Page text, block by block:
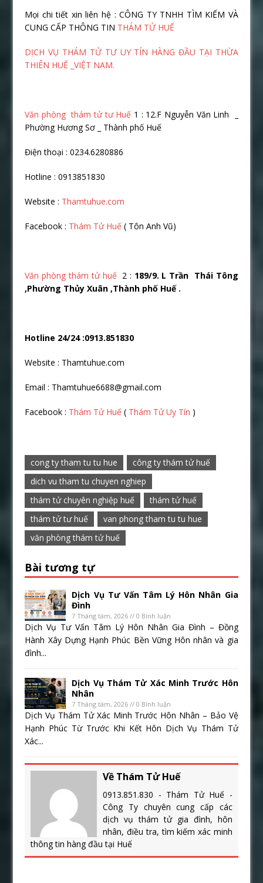
Mọi chi tiết xin liên hệ : CÔNG TY TNHH TÌM KIẾM VÀ
CUNG CẤP THÔNG TIN THÁM TỬ HUẾ
DỊCH VỤ THÁM TỬ TƯ UY TÍN HÀNG ĐẦU TẠI THỪA
THIÊN HUẾ _VIỆT NAM.
Văn phòng thám tử tư Huế 1 : 12.F Nguyễn Văn Linh _
Phường Hương Sơ _ Thành phố Huế
Điện thoại : 0234.6280886
Hotline : 0913851830
Website : Thamtuhue.com
Facebook : Thám Tử Huế ( Tôn Anh Vũ)
Văn phòng thám tử huế2 : 189/9. L Trần Thái Tông
,Phường Thủy Xuân ,Thành phố Huế .
Hotline 24/24 :0913.851830
Website : Thamtuhue.com
Email : Thamtuhue6688@gmail.com
Facebook : Thám Tử Huế ( Thám Tử Uy Tín )
cong ty tham tu tu hue
công ty thám tử huế
dich vu tham tu chuyen nghiep
thám tử chuyên nghiệp huế
thám tử huế
thám tử tư huế
van phong tham tu tu hue
văn phòng thám tử huế
Bài tương tự
Dịch Vụ Tư Vấn Tâm Lý Hôn Nhân Gia
Đình
7 Tháng tám, 2026 // 0 Bình luận
Dịch Vụ Tư Vấn Tâm Lý Hôn Nhân Gia Đình – Đồng
Hành Xây Dựng Hạnh Phúc Bền Vững Hôn nhân và gia
đình...
Dịch Vụ Thám Tử Xác Minh Trước Hôn
Nhân
7 Tháng tám, 2026 // 0 Bình luận
Dịch Vụ Thám Tử Xác Minh Trước Hôn Nhân – Bảo Vệ
Hạnh Phúc Từ Trước Khi Kết Hôn Dịch Vụ Thám Tử
Xác...
Về Thám Tử Huế
0913.851.830 - Thám Tử Huế -
Công Ty chuyên cung cấp các
dịch vụ thám tử gia đình, hôn
nhân, điều tra, tìm kiếm xác minh
thông tin hàng đầu tại Huế